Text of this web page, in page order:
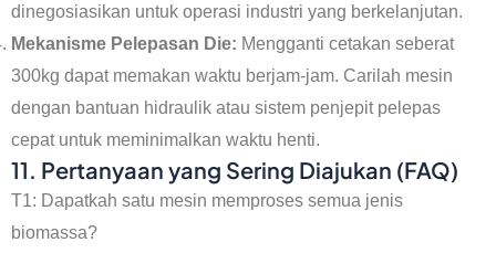
dinegosiasikan untuk operasi industri yang berkelanjutan.
Mekanisme Pelepasan Die: Mengganti cetakan seberat
300kg dapat memakan waktu berjam-jam. Carilah mesin
dengan bantuan hidraulik atau sistem penjepit pelepas
cepat untuk meminimalkan waktu henti.
11. Pertanyaan yang Sering Diajukan (FAQ)
T1: Dapatkah satu mesin memproses semua jenis
biomassa?